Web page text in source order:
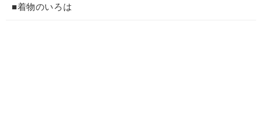
■着物のいろは